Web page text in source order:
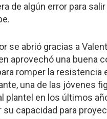
de algún error para salir
se abrió gracias a
aprovechó una buena
romper la resistencia
una de las jóvenes
plantel en los últimos
su capacidad para